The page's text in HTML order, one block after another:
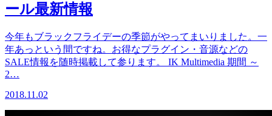
ール最新情報
今年もブラックフライデーの季節がやってまいりました。一
年あっという間ですね。お得なプラグイン・音源などの
SALE情報を随時掲載して参ります。 IK Multimedia 期間 ～
2…
2018.11.02